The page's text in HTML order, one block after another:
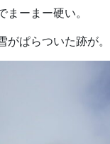
ーまー硬い。
がぱらついた跡が。